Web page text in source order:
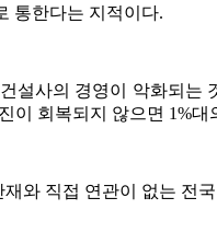
통한다는 지적이다.
설사의 경영이 악화되
회복되지 않으면 1%
와 직접 연관이 없는 전